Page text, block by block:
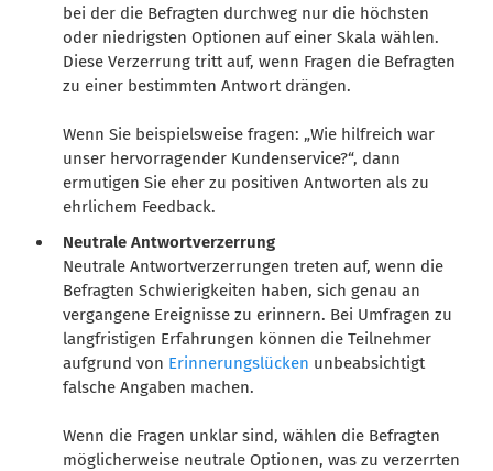
bei der die Befragten durchweg nur die höchsten
oder niedrigsten Optionen auf einer Skala wählen.
Diese Verzerrung tritt auf, wenn Fragen die Befragten
zu einer bestimmten Antwort drängen.
Wenn Sie beispielsweise fragen: „Wie hilfreich war
unser hervorragender Kundenservice?“, dann
ermutigen Sie eher zu positiven Antworten als zu
ehrlichem Feedback.
Neutrale Antwortverzerrung
Neutrale Antwortverzerrungen treten auf, wenn die
Befragten Schwierigkeiten haben, sich genau an
vergangene Ereignisse zu erinnern. Bei Umfragen zu
langfristigen Erfahrungen können die Teilnehmer
aufgrund von Erinnerungslücken unbeabsichtigt
falsche Angaben machen.
Wenn die Fragen unklar sind, wählen die Befragten
möglicherweise neutrale Optionen, was zu verzerrten